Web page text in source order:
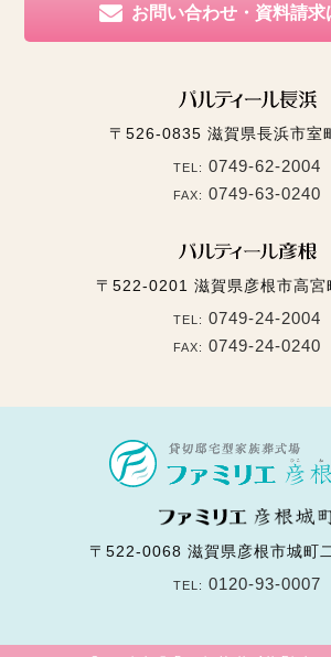
お問い合わせ・資料請求
〒526-0835 滋賀県長浜市室
TEL: 0749-62-2004
FAX: 0749-63-0240
〒522-0201 滋賀県彦根市高
TEL: 0749-24-2004
FAX: 0749-24-0240
〒522-0068 滋賀県彦根市城町
TEL: 0120-93-0007